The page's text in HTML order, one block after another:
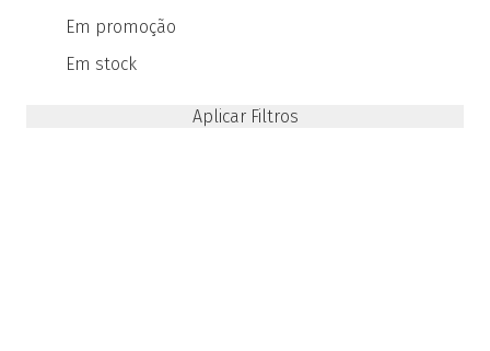
Em promoção
Em stock